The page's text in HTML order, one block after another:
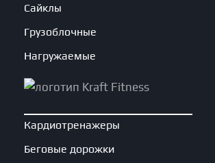
Сайклы
Грузоблочные
Нагружаемые
Кардиотренажеры
Беговые дорожки